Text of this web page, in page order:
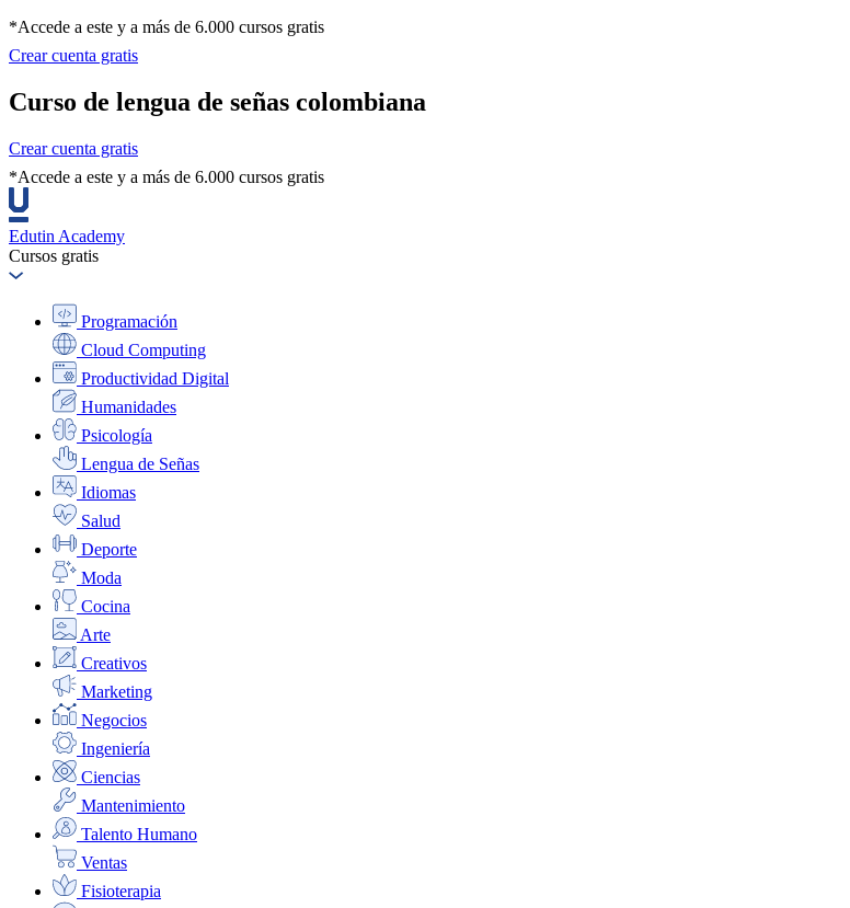
*Accede a este y a más de 6.000 cursos gratis
Crear cuenta gratis
Curso de lengua de señas colombiana
Crear cuenta gratis
*Accede a este y a más de 6.000 cursos gratis
Edutin Academy
Cursos gratis
Programación
Cloud Computing
Productividad Digital
Humanidades
Psicología
Lengua de Señas
Idiomas
Salud
Deporte
Moda
Cocina
Arte
Creativos
Marketing
Negocios
Ingeniería
Ciencias
Mantenimiento
Talento Humano
Ventas
Fisioterapia